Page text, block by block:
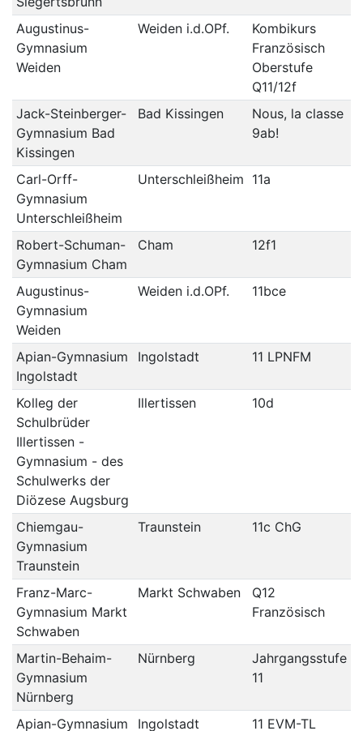
Augustinus-
Gymnasium
Weiden
Weiden i.d.OPf.
Kombikurs
Französisch
Oberstufe
Q11/12f
Jack-Steinberger-
Gymnasium Bad
Kissingen
Bad Kissingen
Nous, la classe
9ab!
Carl-Orff-
Gymnasium
Unterschleißheim
Unterschleißheim 11a
Robert-Schuman-
Gymnasium Cham
Cham 12f1
Augustinus-
Gymnasium
Weiden
Weiden i.d.OPf. 11bce
Apian-Gymnasium
Ingolstadt
Ingolstadt 11 LPNFM
Kolleg der
Schulbrüder
Illertissen -
Gymnasium - des
Schulwerks der
Diözese Augsburg
Illertissen 10d
Chiemgau-
Gymnasium
Traunstein
Traunstein 11c ChG
Franz-Marc-
Gymnasium Markt
Schwaben
Markt Schwaben
Q12
Französisch
Martin-Behaim-
Gymnasium
Nürnberg
Nürnberg
Jahrgangsstufe
11
Apian-Gymnasium
Ingolstadt 11 EVM-TL